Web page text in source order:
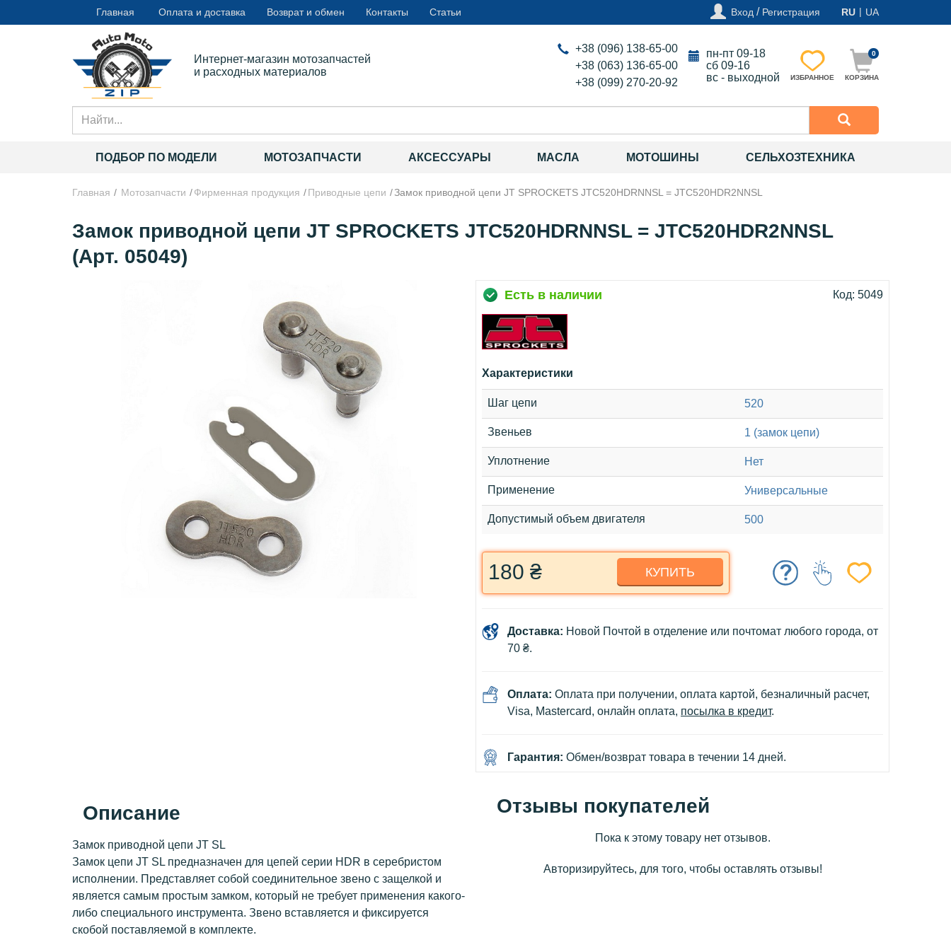
Главная Оплата и доставка Возврат и обмен Контакты Статьи Вход / Регистрация RU | UA
Интернет-магазин мотозапчастей
и расходных материалов
+38 (096) 138-65-00
+38 (063) 136-65-00
+38 (099) 270-20-92
пн-пт 09-18
сб 09-16
вс - выходной
ИЗБРАННОЕ
0
КОРЗИНА
ПОДБОР ПО МОДЕЛИ МОТОЗАПЧАСТИ АКСЕССУАРЫ МАСЛА МОТОШИНЫ СЕЛЬХОЗТЕХНИКА
Главная Мотозапчасти Фирменная продукция Приводные цепи Замок приводной цепи JT SPROCKETS JTC520HDRNNSL = JTC520HDR2NNSL
Замок приводной цепи JT SPROCKETS JTC520HDRNNSL = JTC520HDR2NNSL
(Арт. 05049)
Есть в наличии Код: 5049
Характеристики
Шаг цепи 520
Звеньев 1 (замок цепи)
Уплотнение Нет
Применение Универсальные
Допустимый объем двигателя 500
180 ₴ КУПИТЬ
Доставка: Новой Почтой в отделение или почтомат любого города, от
70 ₴.
Оплата: Оплата при получении, оплата картой, безналичный расчет,
Visa, Mastercard, онлайн оплата, посылка в кредит.
Гарантия: Обмен/возврат товара в течении 14 дней.
Описание
Замок приводной цепи JT SL
Замок цепи JT SL предназначен для цепей серии HDR в серебристом
исполнении. Представляет собой соединительное звено с защелкой и
является самым простым замком, который не требует применения какого-
либо специального инструмента. Звено вставляется и фиксируется
скобой поставляемой в комплекте.
Отзывы покупателей
Пока к этому товару нет отзывов.
Авторизируйтесь, для того, чтобы оставлять отзывы!